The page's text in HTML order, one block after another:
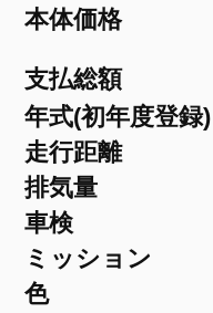
本体価格
支払総額
年式(初年度登録)
走行距離
排気量
車検
ミッション
色